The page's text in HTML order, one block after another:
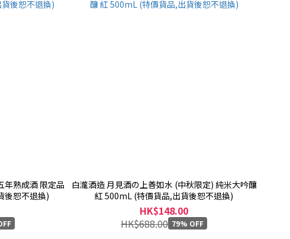
年熟成酒 限定品
後恕不退換)
白瀧酒造 月見酒の上善如水 (中秋限定) 純米大吟釀
紅 500mL (特價貨品,出貨後恕不退換)
HK$148.00
HK$688.00 79% OFF